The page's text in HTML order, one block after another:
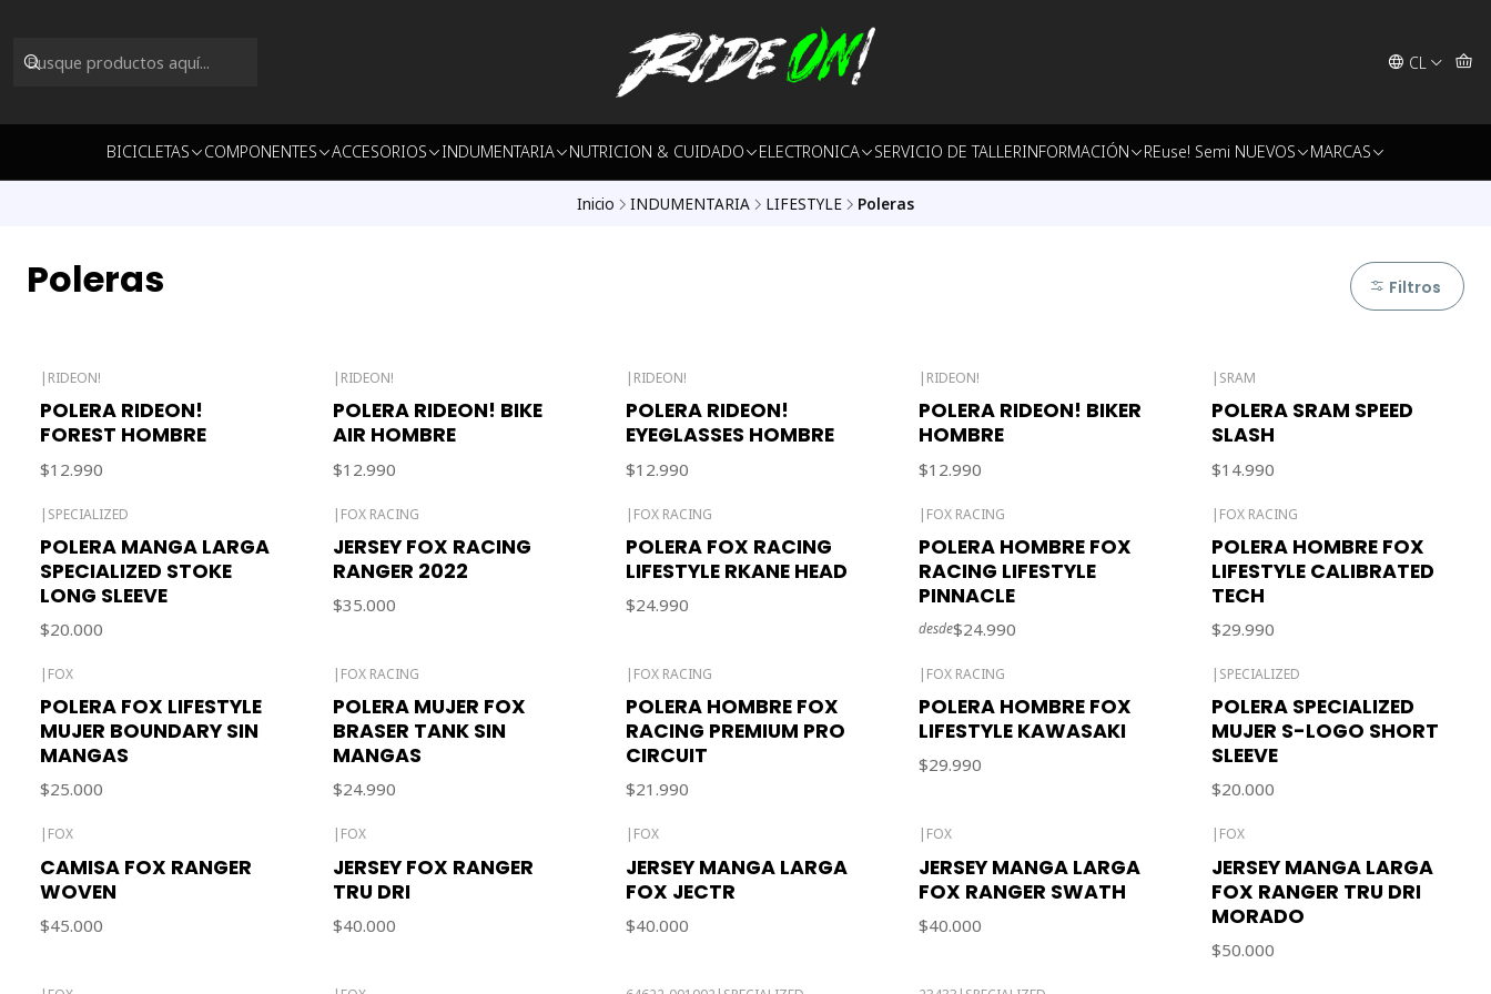
CL
BICICLETAS COMPONENTES ACCESORIOS INDUMENTARIA NUTRICION & CUIDADO ELECTRONICA SERVICIO DE TALLERINFORMACIÓN REuse! Semi NUEVOS MARCAS
Inicio INDUMENTARIA LIFESTYLE Poleras
Poleras Filtros
| RIDEON!
POLERA RIDEON!
FOREST HOMBRE
$12.990
| RIDEON!
POLERA RIDEON! BIKE
AIR HOMBRE
$12.990
| RIDEON!
POLERA RIDEON!
EYEGLASSES HOMBRE
$12.990
| RIDEON!
POLERA RIDEON! BIKER
HOMBRE
$12.990
| SRAM
POLERA SRAM SPEED
SLASH
$14.990
| SPECIALIZED
POLERA MANGA LARGA
SPECIALIZED STOKE
LONG SLEEVE
$20.000
| FOX RACING
JERSEY FOX RACING
RANGER 2022
$35.000
| FOX RACING
POLERA FOX RACING
LIFESTYLE RKANE HEAD
$24.990
| FOX RACING
POLERA HOMBRE FOX
RACING LIFESTYLE
PINNACLE
desde$24.990
| FOX RACING
POLERA HOMBRE FOX
LIFESTYLE CALIBRATED
TECH
$29.990
| FOX
POLERA FOX LIFESTYLE
MUJER BOUNDARY SIN
MANGAS
$25.000
| FOX RACING
POLERA MUJER FOX
BRASER TANK SIN
MANGAS
$24.990
| FOX RACING
POLERA HOMBRE FOX
RACING PREMIUM PRO
CIRCUIT
$21.990
| FOX RACING
POLERA HOMBRE FOX
LIFESTYLE KAWASAKI
$29.990
| SPECIALIZED
POLERA SPECIALIZED
MUJER S-LOGO SHORT
SLEEVE
$20.000
| FOX
CAMISA FOX RANGER
WOVEN
$45.000
| FOX
JERSEY FOX RANGER
TRU DRI
$40.000
| FOX
JERSEY MANGA LARGA
FOX JECTR
$40.000
| FOX
JERSEY MANGA LARGA
FOX RANGER SWATH
$40.000
| FOX
JERSEY MANGA LARGA
FOX RANGER TRU DRI
MORADO
$50.000